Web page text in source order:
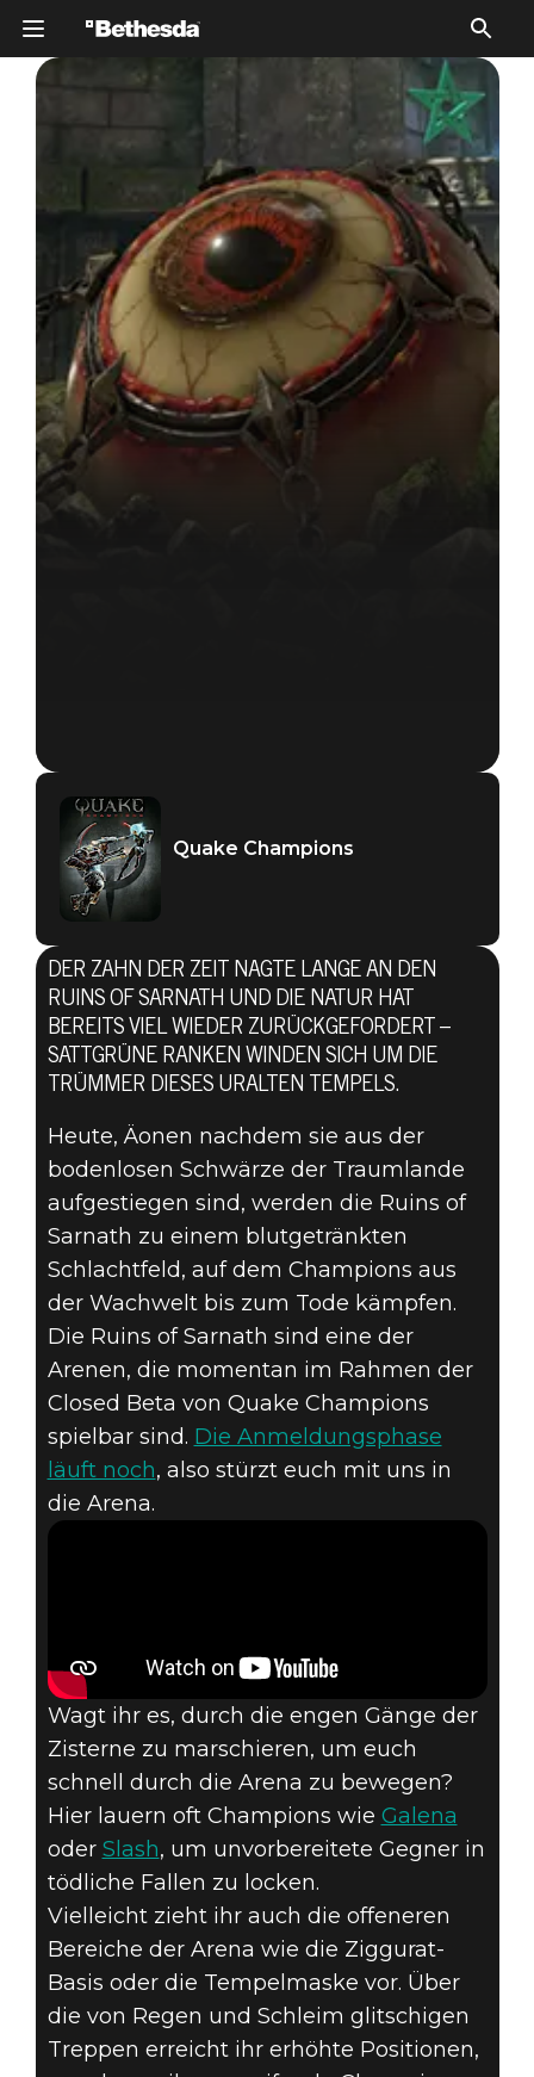
Quake Champions
QUAKE
CHAMPIONS –
RUINS OF
SARNATH-
ARENA-TRAILER
Quake Champions
DER ZAHN DER ZEIT NAGTE LANGE AN DEN
RUINS OF SARNATH UND DIE NATUR HAT
BEREITS VIEL WIEDER ZURÜCKGEFORDERT –
SATTGRÜNE RANKEN WINDEN SICH UM DIE
TRÜMMER DIESES URALTEN TEMPELS.
Heute, Äonen nachdem sie aus der
bodenlosen Schwärze der Traumlande
aufgestiegen sind, werden die Ruins of
Sarnath zu einem blutgetränkten
Schlachtfeld, auf dem Champions aus
der Wachwelt bis zum Tode kämpfen.
Die Ruins of Sarnath sind eine der
Arenen, die momentan im Rahmen der
Closed Beta von Quake Champions
spielbar sind. Die Anmeldungsphase
läuft noch, also stürzt euch mit uns in
die Arena.
Wagt ihr es, durch die engen Gänge der
Zisterne zu marschieren, um euch
schnell durch die Arena zu bewegen?
Hier lauern oft Champions wie Galena
oder Slash, um unvorbereitete Gegner in
tödliche Fallen zu locken.
Vielleicht zieht ihr auch die offeneren
Bereiche der Arena wie die Ziggurat-
Basis oder die Tempelmaske vor. Über
die von Regen und Schleim glitschigen
Treppen erreicht ihr erhöhte Positionen,